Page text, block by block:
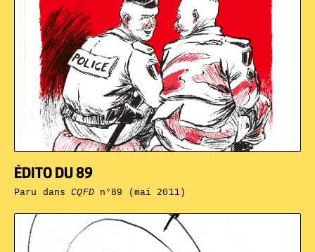
ÉDITO DU 89
Paru dansCQFDn°89 (mai 2011)